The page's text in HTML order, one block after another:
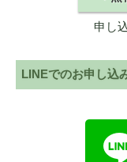
申し
LINEでのお申し込